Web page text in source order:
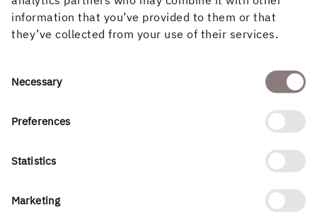
information that you’ve provided to them or that
they’ve collected from your use of their services.
Consent
Necessary
Preferences
Statistics
Marketing
E-postadress